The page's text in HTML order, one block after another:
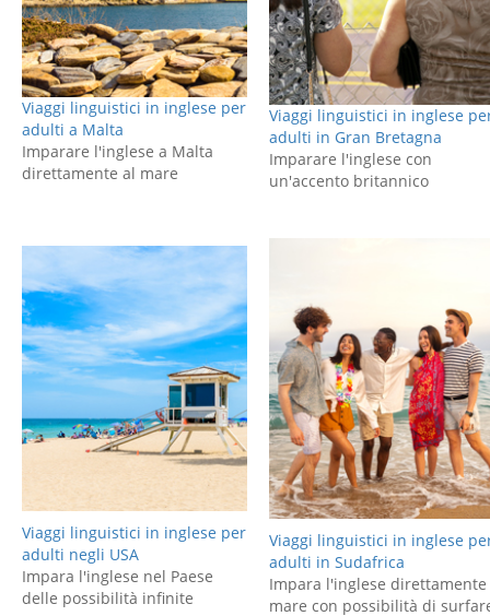
Viaggi linguistici in inglese per
adulti a Malta
Imparare l'inglese a Malta
direttamente al mare
Viaggi linguistici in inglese
adulti in Gran Bretagna
Imparare l'inglese con
un'accento britannico
Viaggi linguistici in inglese per
adulti negli USA
Impara l'inglese nel Paese
delle possibilità infinite
Viaggi linguistici in inglese
adulti in Sudafrica
Impara l'inglese direttamente
mare con possibilità di